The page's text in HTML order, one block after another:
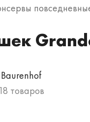
Baurenhof
18 товаров